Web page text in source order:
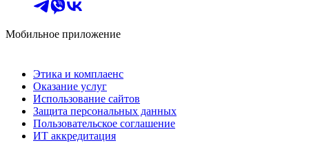
Мобильное приложение
Этика и комплаенс
Оказание услуг
Использование сайтов
Защита персональных данных
Пользовательское соглашение
ИТ аккредитация